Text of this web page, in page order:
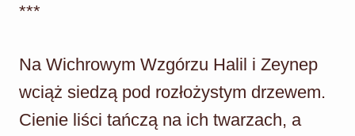
***
Na Wichrowym Wzgórzu Halil i Zeynep
wciąż siedzą pod rozłożystym drzewem.
Cienie liści tańczą na ich twarzach, a